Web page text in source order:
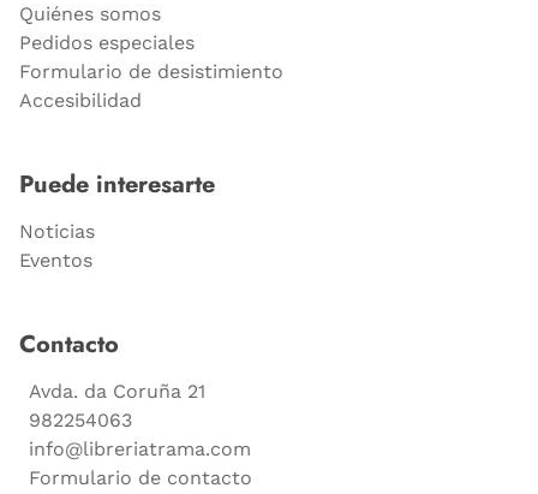
Quiénes somos
Pedidos especiales
Formulario de desistimiento
Accesibilidad
Puede interesarte
Noticias
Eventos
Contacto
Avda. da Coruña 21
982254063
info@libreriatrama.com
Formulario de contacto